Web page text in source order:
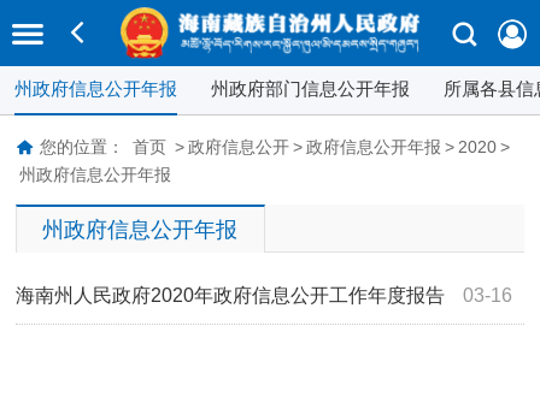
州政府信息公开年报 州政府部门信息公开年报 所属各县
您的位置： 首页 > 政府信息公开 > 政府信息公开年报 > 2020 >
州政府信息公开年报
州政府信息公开年报
03-16
海南州人民政府2020年政府信息公开工作年度报告